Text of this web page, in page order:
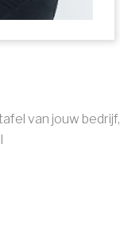
van jouw bedrijf,